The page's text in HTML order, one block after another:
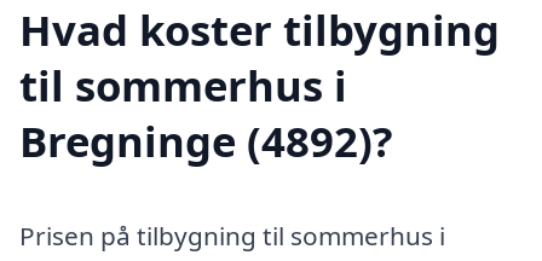
Hvad koster tilbygning
til sommerhus i
Bregninge (4892)?
Prisen på tilbygning til sommerhus i